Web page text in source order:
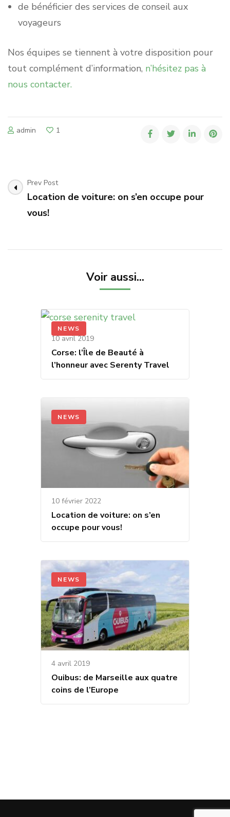
de bénéficier des services de conseil aux
voyageurs
Nos équipes se tiennent à votre disposition pour
tout complément d’information, n’hésitez pas à
nous contacter.
admin 1
Post
Navigation
Prev Post
Location de voiture: on s’en occupe pour
vous!
Voir aussi...
NEWS
10 avril 2019
Corse: l’Île de Beauté à
l’honneur avec Serenty Travel
NEWS
10 février 2022
Location de voiture: on s’en
occupe pour vous!
NEWS
4 avril 2019
Ouibus: de Marseille aux quatre
coins de l’Europe